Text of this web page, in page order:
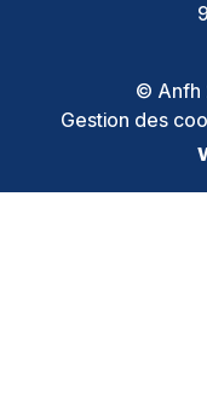
© Anfh
Gestion des